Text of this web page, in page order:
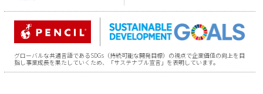
グローバルな共通言語であるSDGs（持続可能な開発目標）の視点で企業価値の向上を目
指し事業成長を果たしていくため、「サステナブル宣言」を表明しています。